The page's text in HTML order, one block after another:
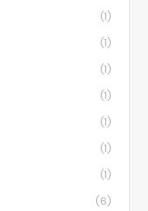
(1)
(1)
(1)
(1)
(1)
(1)
(1)
(6)